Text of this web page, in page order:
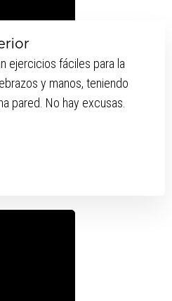
ejercicios fáciles para la
y manos, teniendo
pared. No hay excusas.